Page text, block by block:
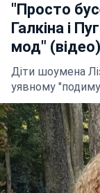
"Просто
Галкіна і
мод" (відео)
Діти шоумена
уявному